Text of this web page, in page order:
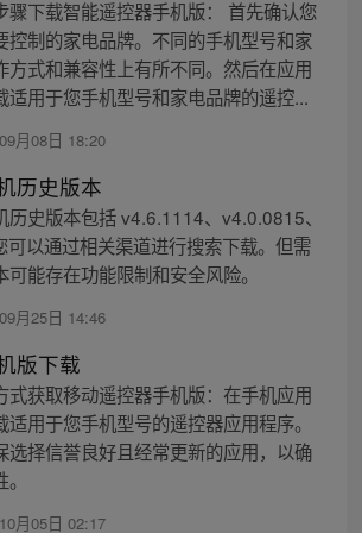
骤下载智能遥控器手机版： 首先确认您
控制的家电品牌。不同的手机型号和家
方式和兼容性上有所不同。然后在应用
适用于您手机型号和家电品牌的遥控...
月08日 18:20
历史版本
历史版本包括 v4.6.1114、v4.0.0815、
以通过相关渠道进行搜索下载。但需
能存在功能限制和安全风险。
月25日 14:46
版下载
式获取移动遥控器手机版：在手机应用
用于您手机型号的遥控器应用程序。
选择信誉良好且经常更新的应用，以确
月05日 02:17